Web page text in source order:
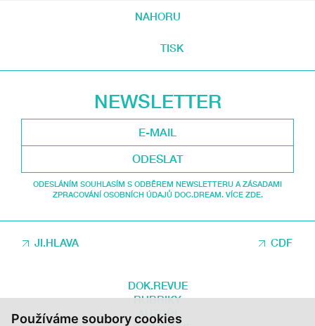
Používáme soubory cookies
NAHORU
TISK
NEWSLETTER
ODESLAT
ODESLÁNÍM SOUHLASÍM S ODBĚREM NEWSLETTERU A ZÁSADAMI
ZPRACOVÁNÍ OSOBNÍCH ÚDAJŮ DOC.DREAM. VÍCE ZDE.
JI.HLAVA CDF
DOK.REVUE
RUBRIKY
AUTOŘI